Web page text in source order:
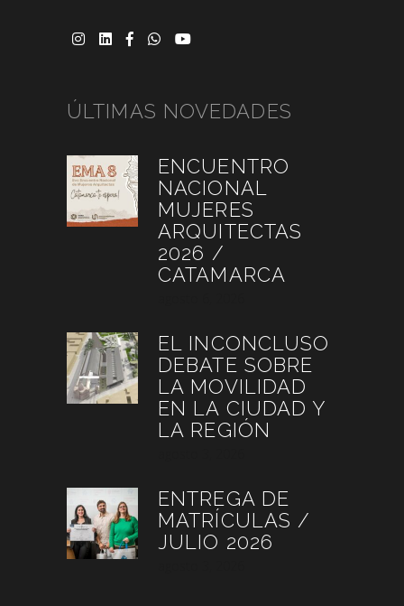
ÚLTIMAS NOVEDADES
ENCUENTRO
NACIONAL
MUJERES
ARQUITECTAS
2026 /
CATAMARCA
EL INCONCLUSO
DEBATE SOBRE
LA MOVILIDAD
EN LA CIUDAD Y
LA REGIÓN
ENTREGA DE
MATRÍCULAS /
JULIO 2026